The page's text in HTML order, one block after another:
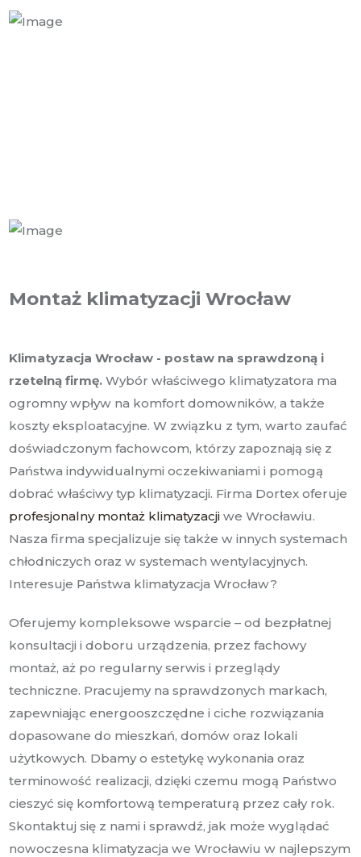
Montaż klimatyzacji Wrocław
Klimatyzacja Wrocław - postaw na sprawdzoną i
rzetelną firmę. Wybór właściwego klimatyzatora ma
ogromny wpływ na komfort domowników, a także
koszty eksploatacyjne. W związku z tym, warto zaufać
doświadczonym fachowcom, którzy zapoznają się z
Państwa indywidualnymi oczekiwaniami i pomogą
dobrać właściwy typ klimatyzacji. Firma Dortex oferuje
profesjonalny montaż klimatyzacji we Wrocławiu.
Nasza firma specjalizuje się także w innych systemach
chłodniczych oraz w systemach wentylacyjnych.
Interesuje Państwa klimatyzacja Wrocław?
Oferujemy kompleksowe wsparcie – od bezpłatnej
konsultacji i doboru urządzenia, przez fachowy
montaż, aż po regularny serwis i przeglądy
techniczne. Pracujemy na sprawdzonych markach,
zapewniając energooszczędne i ciche rozwiązania
dopasowane do mieszkań, domów oraz lokali
użytkowych. Dbamy o estetykę wykonania oraz
terminowość realizacji, dzięki czemu mogą Państwo
cieszyć się komfortową temperaturą przez cały rok.
Skontaktuj się z nami i sprawdź, jak może wyglądać
nowoczesna klimatyzacja we Wrocławiu w najlepszym